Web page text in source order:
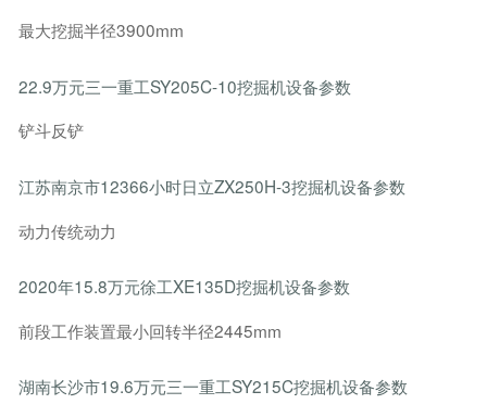
最大挖掘半径3900mm
22.9万元三一重工SY205C-10挖掘机设备参数
铲斗反铲
江苏南京市12366小时日立ZX250H-3挖掘机设备参数
动力传统动力
2020年15.8万元徐工XE135D挖掘机设备参数
前段工作装置最小回转半径2445mm
湖南长沙市19.6万元三一重工SY215C挖掘机设备参数